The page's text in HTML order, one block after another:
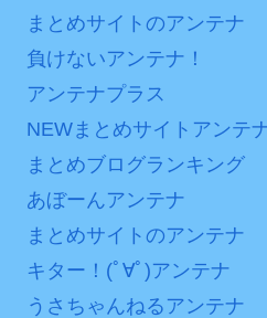
まとめサイトのアンテナ
負けないアンテナ！
アンテナプラス
NEWまとめサイトアンテ
まとめブログランキング
あぼーんアンテナ
まとめサイトのアンテナ
キター！(ﾟ∀ﾟ)アンテナ
うさちゃんねるアンテナ